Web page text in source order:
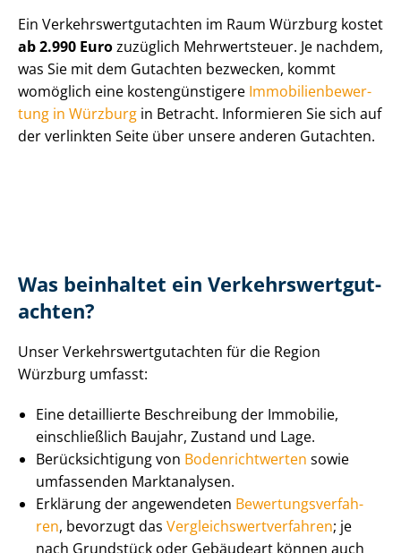
Ein Ver­kehrs­wert­gut­ach­ten im Raum Würzburg kostet
ab 2.990 Eurozuzüglich Mehrwertsteuer. Je nachdem,
was Sie mit dem Gutachten bezwecken, kommt
womöglich eine kos­ten­güns­ti­ge­re Im­mo­bi­li­en­be­wer­
tung in Würzburg in Betracht. Informieren Sie sich auf
der verlinkten Seite über unsere anderen Gutachten.
Was beinhaltet ein Ver­kehrs­wert­gut­
ach­ten?
Unser Ver­kehrs­wert­gut­ach­ten für die Region
Würzburg umfasst:
Eine detaillierte Beschreibung der Immobilie,
einschließlich Baujahr, Zustand und Lage.
Be­rück­sich­ti­gung von Bo­den­richt­wer­ten sowie
umfassenden Marktanalysen.
Erklärung der angewendeten Be­wer­tungs­ver­fah­
ren, bevorzugt das Ver­gleichs­wert­ver­fah­ren; je
nach Grundstück oder Gebäudeart können auch